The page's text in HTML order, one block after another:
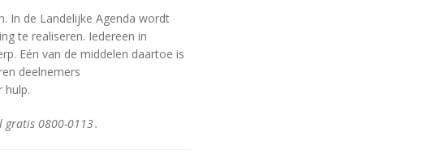
In de Landelijke Agenda wordt
te realiseren. Iedereen in
Eén van de middelen daartoe is
deelnemers
hulp.
0800-0113 .